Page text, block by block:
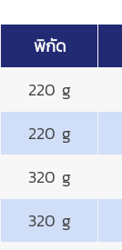
พิกัด
220 g
220 g
320 g
320 g